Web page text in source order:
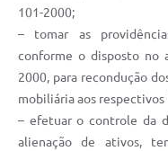
Agenda
Diário Oficial
101-2000;
– tomar as
conforme o disposto no
2000, para recondução
mobiliária aos
– efetuar o controle da
alienação de ativos,